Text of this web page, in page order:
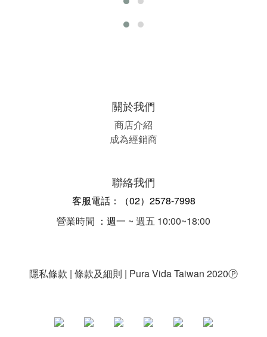
關於我們
商店介紹
成為經銷商
聯絡我們
客服電話：（02）2578-7998
營業時間 ：週一 ~ 週五 10:00~18:00
隱私條款 | 條款及細則 | Pura Vida Taiwan 2020Ⓟ